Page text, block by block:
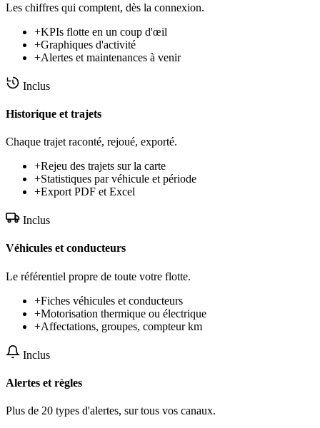
Les chiffres qui comptent, dès la connexion.
+KPIs flotte en un coup d'œil
+Graphiques d'activité
+Alertes et maintenances à venir
Inclus
Historique et trajets
Chaque trajet raconté, rejoué, exporté.
+Rejeu des trajets sur la carte
+Statistiques par véhicule et période
+Export PDF et Excel
Inclus
Véhicules et conducteurs
Le référentiel propre de toute votre flotte.
+Fiches véhicules et conducteurs
+Motorisation thermique ou électrique
+Affectations, groupes, compteur km
Inclus
Alertes et règles
Plus de 20 types d'alertes, sur tous vos canaux.